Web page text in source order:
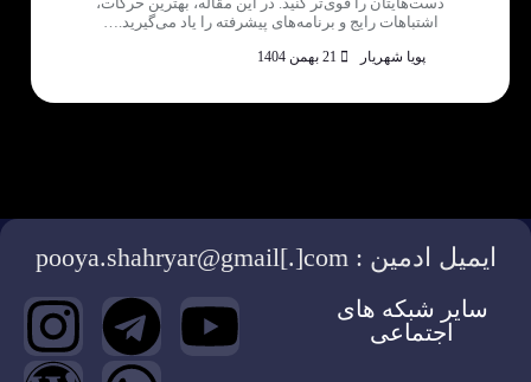
اشتباهات رایج و برنامه‌های پیشرفته را یاد می‌گیرید.…
پویا شهریار
ایمیل ادمین : pooya.shahryar@gmail[.]com
سایر شبکه های
اجتماعی